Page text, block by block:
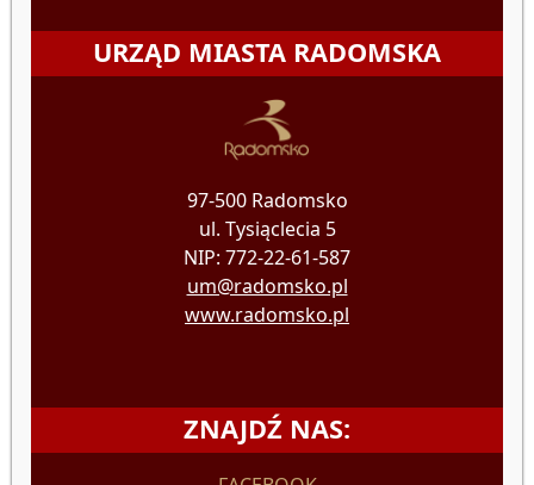
URZĄD MIASTA RADOMSKA
97-500 Radomsko
ul. Tysiąclecia 5
NIP: 772-22-61-587
um@radomsko.pl
www.radomsko.pl
ZNAJDŹ NAS: